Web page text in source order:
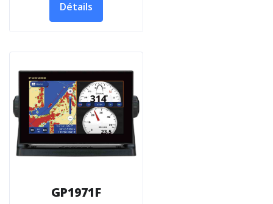
Détails
GP1971F